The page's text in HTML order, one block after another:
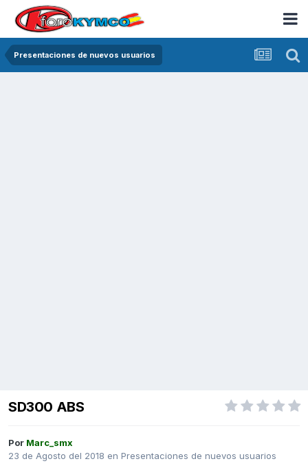
Presentaciones de nuevos usuarios
SD300 ABS
Por Marc_smx
23 de Agosto del 2018 en Presentaciones de nuevos usuarios